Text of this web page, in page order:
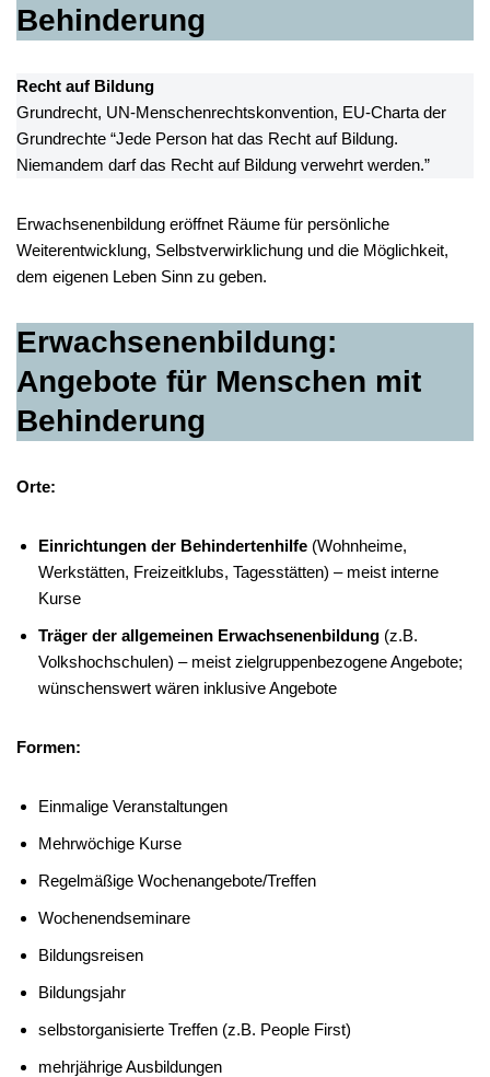
Behinderung
Recht auf Bildung
Grundrecht, UN-Menschenrechtskonvention, EU-Charta der
Grundrechte “Jede Person hat das Recht auf Bildung.
Niemandem darf das Recht auf Bildung verwehrt werden.”
Erwachsenenbildung eröffnet Räume für persönliche
Weiterentwicklung, Selbstverwirklichung und die Möglichkeit,
dem eigenen Leben Sinn zu geben.
Erwachsenenbildung:
Angebote für Menschen mit
Behinderung
Orte:
Einrichtungen der Behindertenhilfe (Wohnheime,
Werkstätten, Freizeitklubs, Tagesstätten) – meist interne
Kurse
Träger der allgemeinen Erwachsenenbildung (z.B.
Volkshochschulen) – meist zielgruppenbezogene Angebote;
wünschenswert wären inklusive Angebote
Formen:
Einmalige Veranstaltungen
Mehrwöchige Kurse
Regelmäßige Wochenangebote/Treffen
Wochenendseminare
Bildungsreisen
Bildungsjahr
selbstorganisierte Treffen (z.B. People First)
mehrjährige Ausbildungen